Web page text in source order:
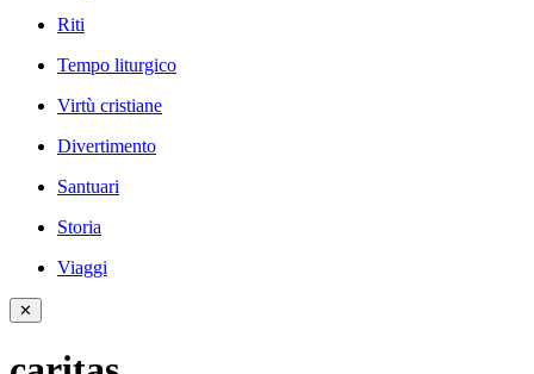
Riti
Tempo liturgico
Virtù cristiane
Divertimento
Santuari
Storia
Viaggi
✕